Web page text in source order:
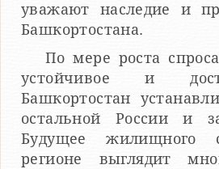
уважают наследие и
Башкортостана.
По мере роста
устойчивое и
Башкортостан
остальной России и
Будущее жилищного
регионе выглядит